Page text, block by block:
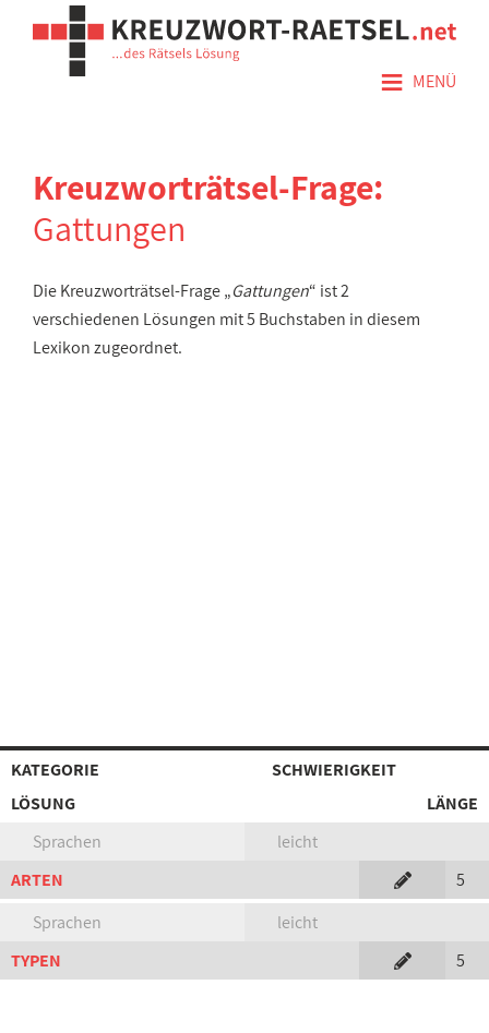
≡ MENÜ
Kreuzworträtsel-Frage:
Gattungen
Die Kreuzworträtsel-Frage „Gattungen“ ist 2
verschiedenen Lösungen mit 5 Buchstaben in diesem
Lexikon zugeordnet.
KATEGORIE
SCHWIERIGKEIT
LÖSUNG
LÄNGE
Sprachen
leicht
ARTEN
5
Sprachen
leicht
TYPEN
5